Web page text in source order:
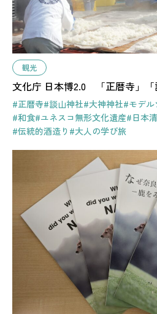
観光
文化庁 日本博2.0 「正暦寺」「
#正暦寺#談山神社#大神神社#モデル
#和食#ユネスコ無形文化遺産#日本
#伝統的酒造り #大人の学び旅